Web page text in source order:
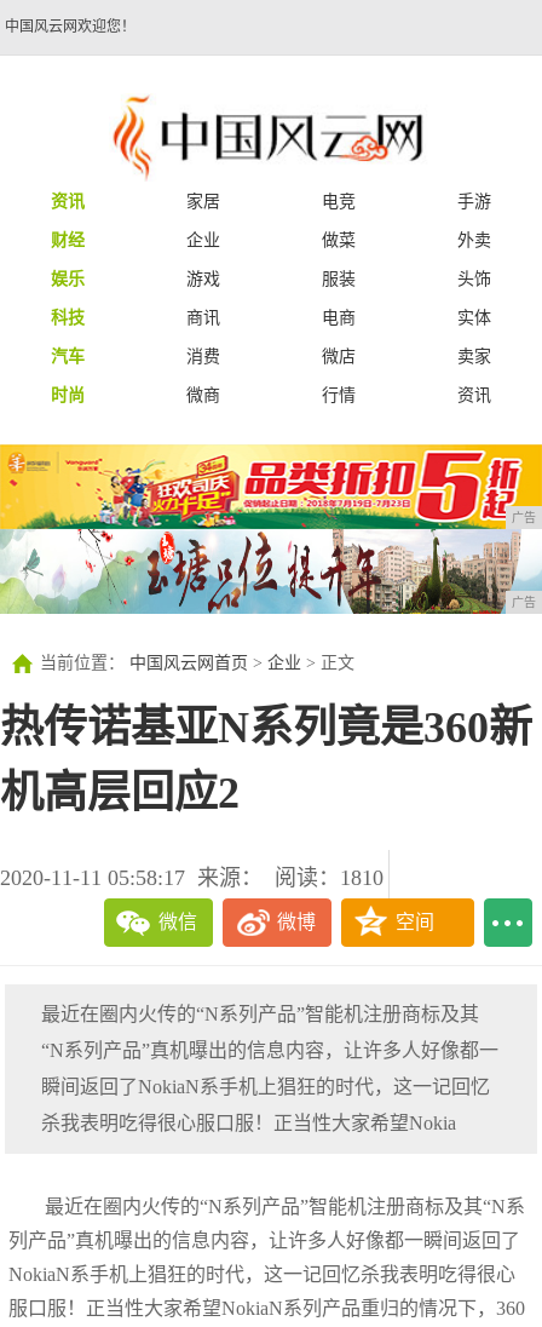
中国风云网欢迎您！
资讯 家居 电竞
手游
财经
企业 做菜
外卖
娱乐
游戏 服装
头饰
科技
商讯 电商
实体
汽车
消费 微店
卖家
时尚
微商 行情 资讯
广告
广告
当前位置： 中国风云网首页 > 企业 > 正文
热传诺基亚N系列竟是360新
机高层回应2
2020-11-11 05:58:17 来源： 阅读：1810
微信 微博 空间
最近在圈内火传的“N系列产品”智能机注册商标及其
“N系列产品”真机曝出的信息内容，让许多人好像都一
瞬间返回了NokiaN系手机上猖狂的时代，这一记回忆
杀我表明吃得很心服口服！正当性大家希望Nokia
最近在圈内火传的“N系列产品”智能机注册商标及其“N系
列产品”真机曝出的信息内容，让许多人好像都一瞬间返回了
NokiaN系手机上猖狂的时代，这一记回忆杀我表明吃得很心
服口服！正当性大家希望NokiaN系列产品重归的情况下，360